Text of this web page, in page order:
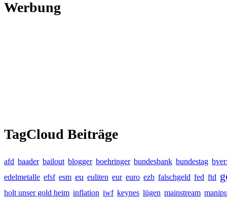
Werbung
TagCloud Beiträge
afd baader bailout blogger boehringer bundesbank bundestag
edelmetalle efsf esm eu euliten eur euro ezb falschgeld fed ftd
holt unser gold heim inflation iwf keynes lügen mainstream